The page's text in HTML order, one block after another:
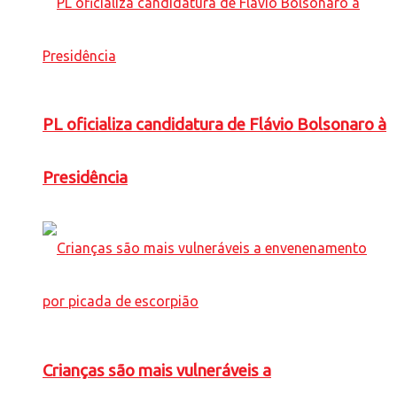
PL oficializa candidatura de Flávio Bolsonaro à
Presidência
Crianças são mais vulneráveis a